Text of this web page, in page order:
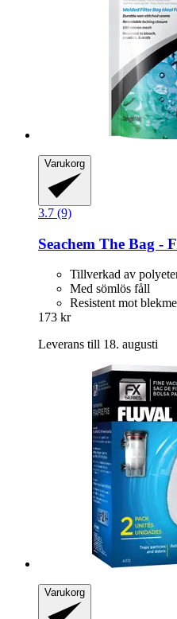
Varukorg
3.7 (9)
Seachem The Bag -​
Tillverkad av
Med sömlös fåll
Resistent mot
173 kr
Leverans till 18. augusti
Varukorg